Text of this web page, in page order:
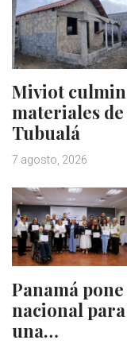
Miviot
materiales
Tubualá
7 agosto, 2026
Panamá
nacional
una…